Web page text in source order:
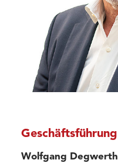
Geschäftsführung
Wolfgang Degwerth